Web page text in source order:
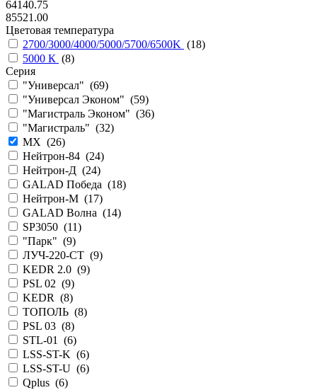
64140.75
85521.00
Цветовая температура
2700/3000/4000/5000/5700/6500K (18)
5000 К (8)
Серия
"Универсал" (69)
"Универсал Эконом" (59)
"Магистраль Эконом" (36)
"Магистраль" (32)
MX (26)
Нейтрон-84 (24)
Нейтрон-Д (24)
GALAD Победа (18)
Нейтрон-М (17)
GALAD Волна (14)
SP3050 (11)
"Парк" (9)
ЛУЧ-220-СТ (9)
KEDR 2.0 (9)
PSL 02 (9)
KEDR (8)
ТОПОЛЬ (8)
PSL 03 (8)
STL-01 (6)
LSS-ST-K (6)
LSS-ST-U (6)
Qplus (6)